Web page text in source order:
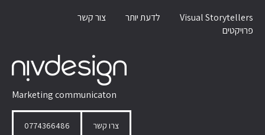
צור קשר לדעת יותר
Visual Storytellers
פרויקטים
Marketing communicaton
0774366486 צרו קשר